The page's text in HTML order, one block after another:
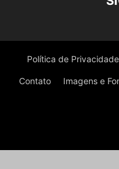
Política de Privacidade
Contato Imagens e